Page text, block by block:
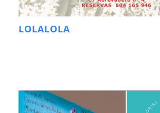
LOLALOLA